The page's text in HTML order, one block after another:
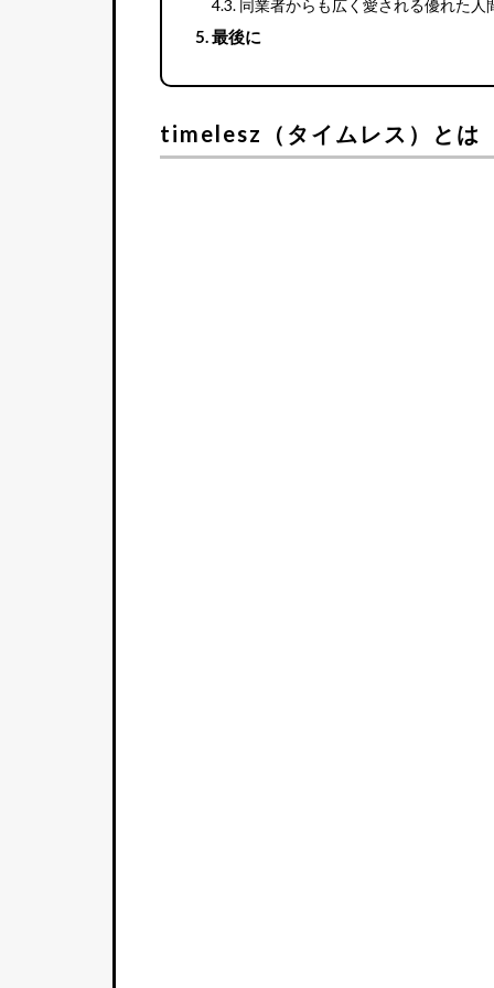
同業者からも広く愛される優れた人
最後に
timelesz（タイムレス）とは